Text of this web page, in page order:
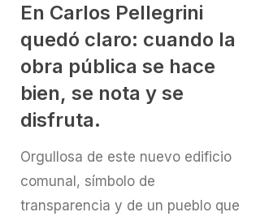
En Carlos Pellegrini
quedó claro: cuando la
obra pública se hace
bien, se nota y se
disfruta.
Orgullosa de este nuevo edificio
comunal, símbolo de
transparencia y de un pueblo que